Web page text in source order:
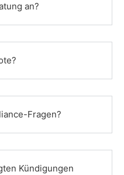
an?
Fragen?
Kündigungen